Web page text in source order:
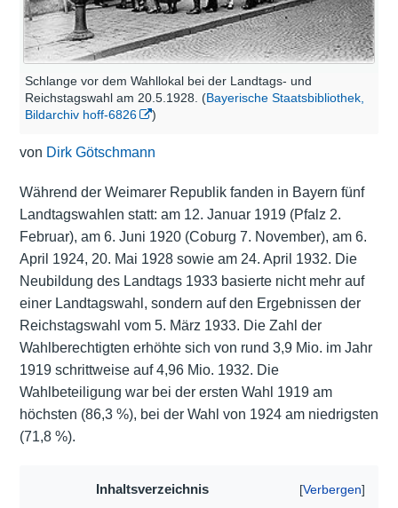
Schlange vor dem Wahllokal bei der Landtags- und
Reichstagswahl am 20.5.1928. (Bayerische Staatsbibliothek,
Bildarchiv hoff-6826
)
von Dirk Götschmann
Während der Weimarer Republik fanden in Bayern fünf
Landtagswahlen statt: am 12. Januar 1919 (Pfalz 2.
Februar), am 6. Juni 1920 (Coburg 7. November), am 6.
April 1924, 20. Mai 1928 sowie am 24. April 1932. Die
Neubildung des Landtags 1933 basierte nicht mehr auf
einer Landtagswahl, sondern auf den Ergebnissen der
Reichstagswahl vom 5. März 1933. Die Zahl der
Wahlberechtigten erhöhte sich von rund 3,9 Mio. im Jahr
1919 schrittweise auf 4,96 Mio. 1932. Die
Wahlbeteiligung war bei der ersten Wahl 1919 am
höchsten (86,3 %), bei der Wahl von 1924 am niedrigsten
(71,8 %).
Inhaltsverzeichnis